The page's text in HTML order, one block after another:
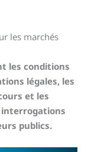
les marchés
les conditions
légales, les
et les
publics.